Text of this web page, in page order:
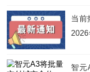
当前
业
智元